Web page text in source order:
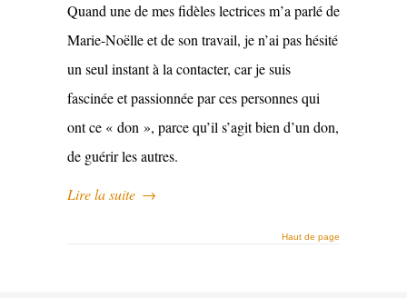
Quand une de mes fidèles lectrices m’a parlé de
Marie-Noëlle et de son travail, je n’ai pas hésité
un seul instant à la contacter, car je suis
fascinée et passionnée par ces personnes qui
ont ce « don », parce qu’il s’agit bien d’un don,
de guérir les autres.
Lire la suite →
Haut de page